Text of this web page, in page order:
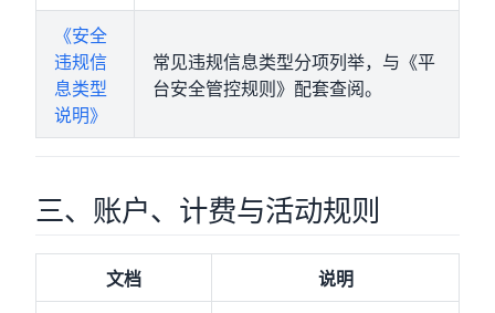
《安全
违规信
息类型
说明》
常见违规信息类型分项列举，与《平
台安全管控规则》配套查阅。
三、账户、计费与活动规则
文档 说明